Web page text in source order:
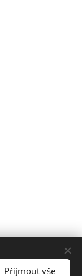
Přijmout vše